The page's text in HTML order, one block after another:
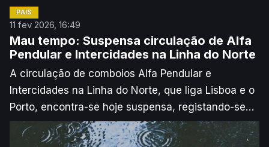
PAÍS
11 fev 2026, 16:49
Mau tempo: Suspensa circulação de Alfa
Pendular e Intercidades na Linha do Norte
A circulação de comboios Alfa Pendular e
Intercidades na Linha do Norte, que liga Lisboa e o
Porto, encontra-se hoje suspensa, registando-se
também perturbações nas linhas da Beira Baixa,
Beira Alta, Cascais, Douro, Oeste e Urbanos de